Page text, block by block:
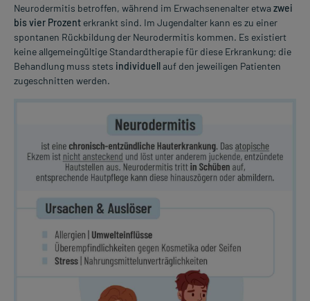
Neurodermitis betroffen, während im Erwachsenenalter etwazwei
bis vier Prozent erkrankt sind. Im Jugendalter kann es zu einer
spontanen Rückbildung der Neurodermitis kommen. Es existiert
keine allgemeingültige Standardtherapie für diese Erkrankung; die
Behandlung muss stets individuellauf den jeweiligen Patienten
zugeschnitten werden.